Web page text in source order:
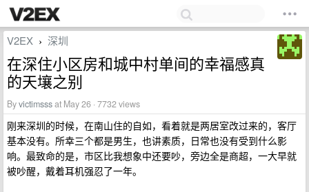
V2EX › 深圳
在深住小区房和城中村单间的幸福感真
的天壤之别
Byvictimsssat May 26 · 7732 views
刚来深圳的时候，在南山住的自如，看着就是两居室改过来的，客厅
基本没有。所幸三个都是男生，也讲素质，日常也没有受到什么影
响。最致命的是，市区比我想象中还要吵，旁边全是商超，一大早就
被吵醒，戴着耳机强忍了一年。